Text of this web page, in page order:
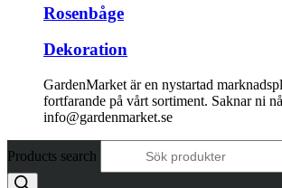
Rosenbåge
Dekoration
GardenMarket är en nystartad
fortfarande på vårt sortiment. Saknar ni
info@gardenmarket.se
Products search